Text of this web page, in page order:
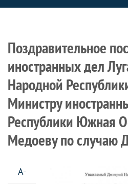
Поздравительное
иностранных дел
Народной
Министру
Республики Южная
Медоеву по случаю
A-